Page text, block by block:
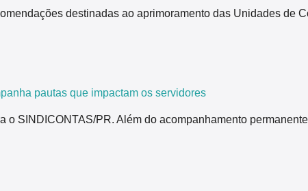
destinadas ao aprimoramento das Unidades de
pautas que impactam os servidores
o SINDICONTAS/PR. Além do acompanhamento